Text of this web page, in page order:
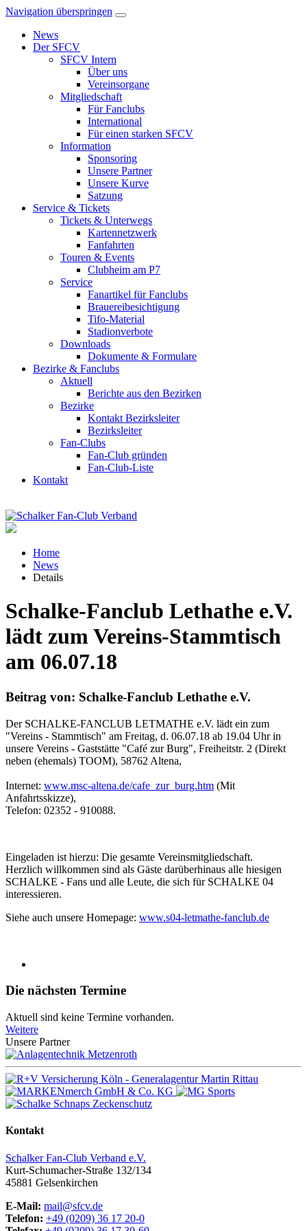
Navigation überspringen
News
Der SFCV
SFCV Intern
Über uns
Vereinsorgane
Mitgliedschaft
Für Fanclubs
International
Für einen starken SFCV
Information
Sponsoring
Unsere Partner
Unsere Kurve
Satzung
Service & Tickets
Tickets & Unterwegs
Kartennetzwerk
Fanfahrten
Touren & Events
Clubheim am P7
Service
Fanartikel für Fanclubs
Brauereibesichtigung
Tifo-Material
Stadionverbote
Downloads
Dokumente & Formulare
Bezirke & Fanclubs
Aktuell
Berichte aus den Bezirken
Bezirke
Kontakt Bezirksleiter
Bezirksleiter
Fan-Clubs
Fan-Club gründen
Fan-Club-Liste
Kontakt
Home
News
Details
Schalke-Fanclub Lethathe e.V.
lädt zum Vereins-Stammtisch
am 06.07.18
Beitrag von: Schalke-Fanclub Lethathe e.V.
Der SCHALKE-FANCLUB LETMATHE e.V. lädt ein zum
"Vereins - Stammtisch" am Freitag, d. 06.07.18 ab 19.04 Uhr in
unsere Vereins - Gaststätte "Café zur Burg", Freiheitstr. 2 (Direkt
neben (ehemals) TOOM), 58762 Altena,
Internet: www.msc-altena.de/cafe_zur_burg.htm (Mit
Anfahrtsskizze),
Telefon: 02352 - 910088.
Eingeladen ist hierzu: Die gesamte Vereinsmitgliedschaft.
Herzlich willkommen sind als Gäste darüberhinaus alle hiesigen
SCHALKE - Fans und alle Leute, die sich für SCHALKE 04
interessieren.
Siehe auch unsere Homepage: www.s04-letmathe-fanclub.de
Die nächsten Termine
Aktuell sind keine Termine vorhanden.
Weitere
Unsere Partner
Kontakt
Schalker Fan-Club Verband e.V.
Kurt-Schumacher-Straße 132/134
45881 Gelsenkirchen
E-Mail: mail@sfcv.de
Telefon: +49 (0209) 36 17 20-0